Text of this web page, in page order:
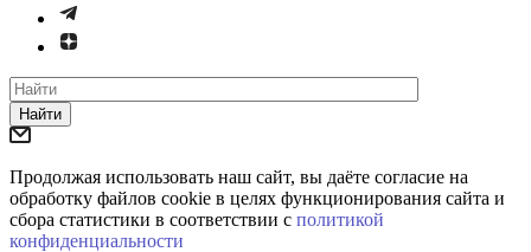
Найти
Продолжая использовать наш сайт, вы даёте согласие на
обработку файлов cookie в целях функционирования сайта и
сбора статистики в соответствии с политикой
конфиденциальности